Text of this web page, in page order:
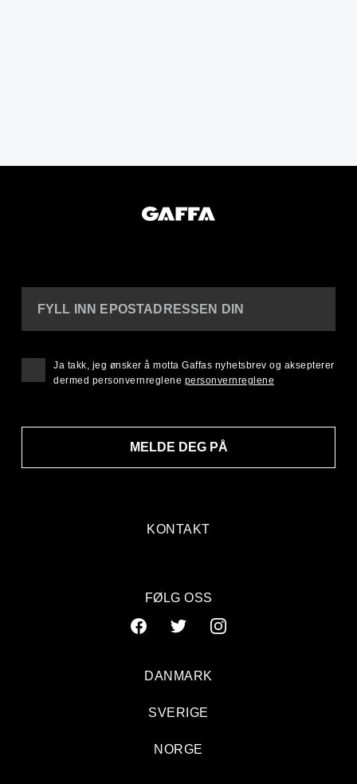
KONTAKT
FYLL INN EPOSTADRESSEN DIN
MELDE DEG PÅ
Ja takk, jeg ønsker å motta Gaffas nyhetsbrev og aksepterer
dermed personvernreglene personvernreglene
FØLG OSS
DANMARK
SVERIGE
NORGE